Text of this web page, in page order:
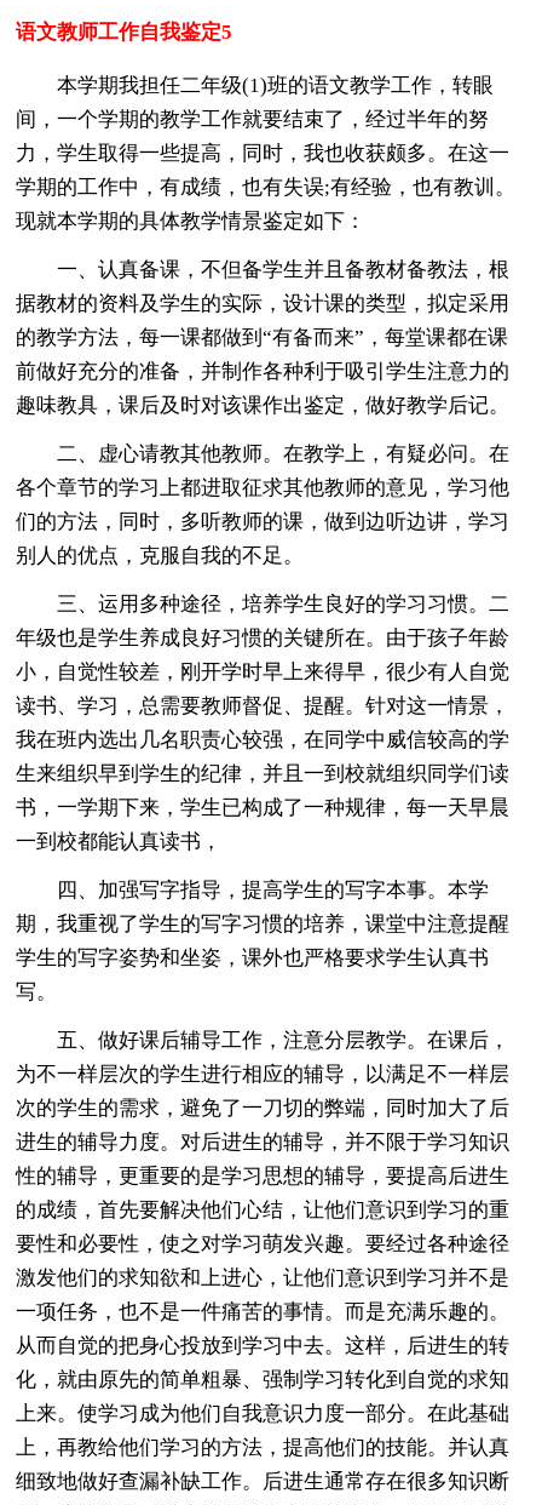
语文教师工作自我鉴定5
本学期我担任二年级(1)班的语文教学工作，转眼
间，一个学期的教学工作就要结束了，经过半年的努
力，学生取得一些提高，同时，我也收获颇多。在这一
学期的工作中，有成绩，也有失误;有经验，也有教训。
现就本学期的具体教学情景鉴定如下：
一、认真备课，不但备学生并且备教材备教法，根
据教材的资料及学生的实际，设计课的类型，拟定采用
的教学方法，每一课都做到“有备而来”，每堂课都在课
前做好充分的准备，并制作各种利于吸引学生注意力的
趣味教具，课后及时对该课作出鉴定，做好教学后记。
二、虚心请教其他教师。在教学上，有疑必问。在
各个章节的学习上都进取征求其他教师的意见，学习他
们的方法，同时，多听教师的课，做到边听边讲，学习
别人的优点，克服自我的不足。
三、运用多种途径，培养学生良好的学习习惯。二
年级也是学生养成良好习惯的关键所在。由于孩子年龄
小，自觉性较差，刚开学时早上来得早，很少有人自觉
读书、学习，总需要教师督促、提醒。针对这一情景，
我在班内选出几名职责心较强，在同学中威信较高的学
生来组织早到学生的纪律，并且一到校就组织同学们读
书，一学期下来，学生已构成了一种规律，每一天早晨
一到校都能认真读书，
四、加强写字指导，提高学生的写字本事。本学
期，我重视了学生的写字习惯的培养，课堂中注意提醒
学生的写字姿势和坐姿，课外也严格要求学生认真书
写。
五、做好课后辅导工作，注意分层教学。在课后，
为不一样层次的学生进行相应的辅导，以满足不一样层
次的学生的需求，避免了一刀切的弊端，同时加大了后
进生的辅导力度。对后进生的辅导，并不限于学习知识
性的辅导，更重要的是学习思想的辅导，要提高后进生
的成绩，首先要解决他们心结，让他们意识到学习的重
要性和必要性，使之对学习萌发兴趣。要经过各种途径
激发他们的求知欲和上进心，让他们意识到学习并不是
一项任务，也不是一件痛苦的事情。而是充满乐趣的。
从而自觉的把身心投放到学习中去。这样，后进生的转
化，就由原先的简单粗暴、强制学习转化到自觉的求知
上来。使学习成为他们自我意识力度一部分。在此基础
上，再教给他们学习的方法，提高他们的技能。并认真
细致地做好查漏补缺工作。后进生通常存在很多知识断